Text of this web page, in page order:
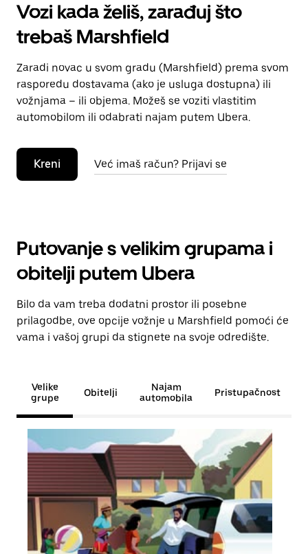
Vozi kada želiš, zarađuj što
trebaš Marshfield
Zaradi novac u svom gradu (Marshfield) prema svom
rasporedu dostavama (ako je usluga dostupna) ili
vožnjama – ili objema. Možeš se voziti vlastitim
automobilom ili odabrati najam putem Ubera.
Kreni Već imaš račun? Prijavi se
Putovanje s velikim grupama i
obitelji putem Ubera
Bilo da vam treba dodatni prostor ili posebne
prilagodbe, ove opcije vožnje u Marshfield pomoći će
vama i vašoj grupi da stignete na svoje odredište.
Velike
grupe
Obitelji
Najam
automobila
Pristupačnost